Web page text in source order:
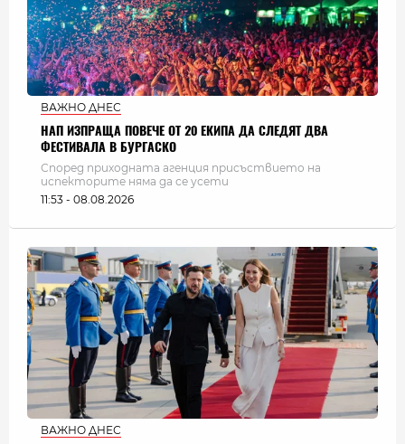
ВАЖНО ДНЕС
НАП ИЗПРАЩА ПОВЕЧЕ ОТ 20 ЕКИПА ДА СЛЕДЯТ ДВА
ФЕСТИВАЛА В БУРГАСКО
Според приходната агенция присъствието на
испекторите няма да се усети
11:53 - 08.08.2026
ВАЖНО ДНЕС